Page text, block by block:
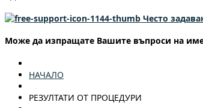
Често
Може да изпращате Вашите въпроси на
НАЧАЛО
РЕЗУЛТАТИ ОТ ПРОЦЕДУРИ